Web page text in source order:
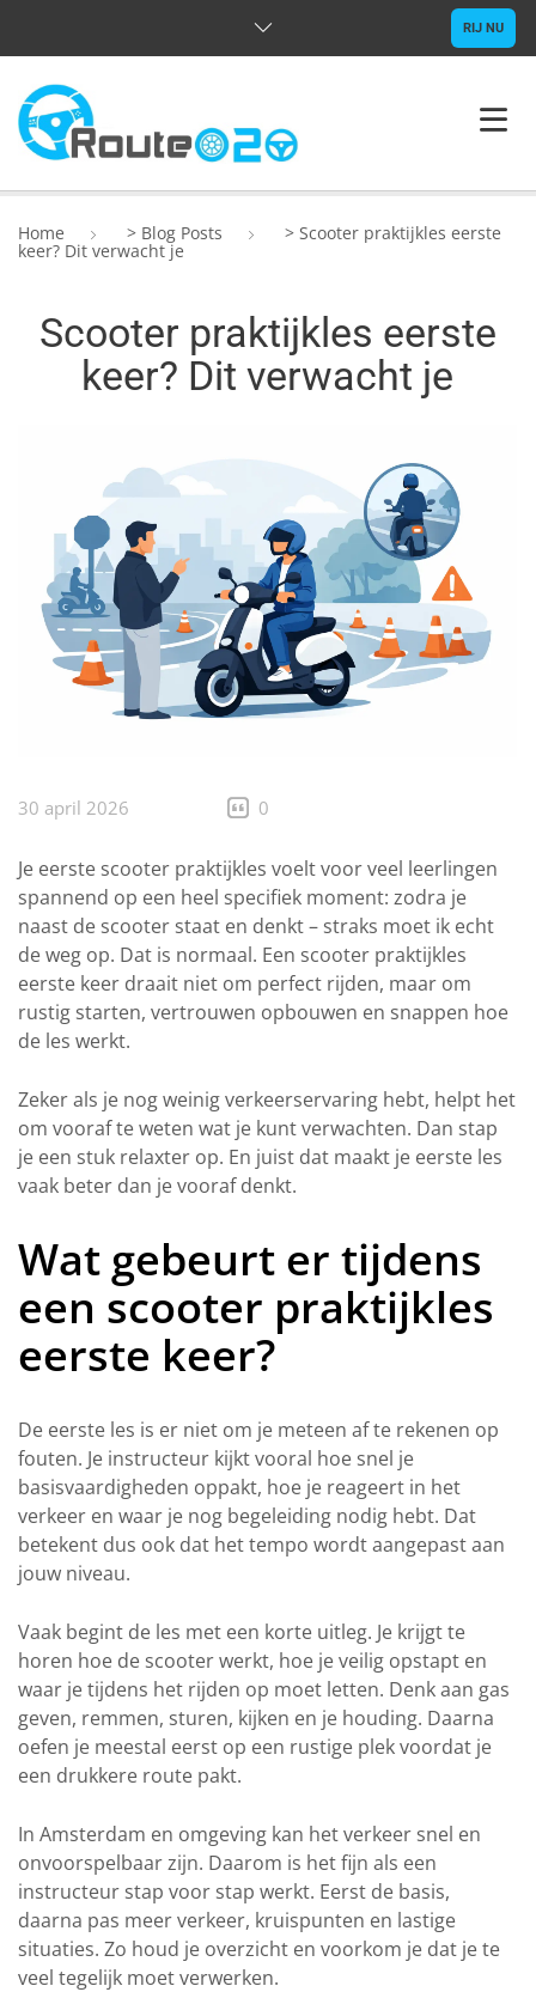
RIJ NU
RIJLESSEN
VRAGEN
Home > Blog Posts > Scooter praktijkles eerste
keer? Dit verwacht je
Scooter praktijkles eerste
keer? Dit verwacht je
30 april 2026 0
Je eerste scooter praktijkles voelt voor veel leerlingen
spannend op een heel specifiek moment: zodra je
naast de scooter staat en denkt – straks moet ik echt
de weg op. Dat is normaal. Een scooter praktijkles
eerste keer draait niet om perfect rijden, maar om
rustig starten, vertrouwen opbouwen en snappen hoe
de les werkt.
Zeker als je nog weinig verkeerservaring hebt, helpt het
om vooraf te weten wat je kunt verwachten. Dan stap
je een stuk relaxter op. En juist dat maakt je eerste les
vaak beter dan je vooraf denkt.
Wat gebeurt er tijdens
een scooter praktijkles
eerste keer?
De eerste les is er niet om je meteen af te rekenen op
fouten. Je instructeur kijkt vooral hoe snel je
basisvaardigheden oppakt, hoe je reageert in het
verkeer en waar je nog begeleiding nodig hebt. Dat
betekent dus ook dat het tempo wordt aangepast aan
jouw niveau.
Vaak begint de les met een korte uitleg. Je krijgt te
horen hoe de scooter werkt, hoe je veilig opstapt en
waar je tijdens het rijden op moet letten. Denk aan gas
geven, remmen, sturen, kijken en je houding. Daarna
oefen je meestal eerst op een rustige plek voordat je
een drukkere route pakt.
In Amsterdam en omgeving kan het verkeer snel en
onvoorspelbaar zijn. Daarom is het fijn als een
instructeur stap voor stap werkt. Eerst de basis,
daarna pas meer verkeer, kruispunten en lastige
situaties. Zo houd je overzicht en voorkom je dat je te
veel tegelijk moet verwerken.